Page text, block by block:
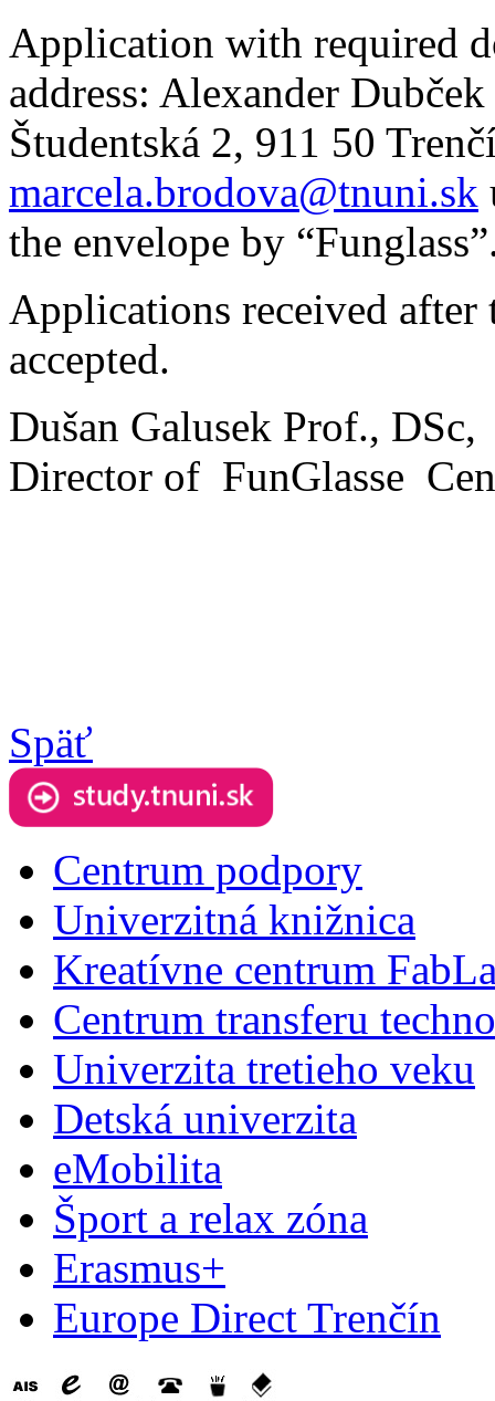
Application with required
address: Alexander
Študentská 2, 911 50
marcela.brodova@tnuni.sk
the envelope by
Applications received
accepted.
Dušan Galusek Prof., DSc,
Director of FunGlasse
Späť
Centrum podpory
Univerzitná knižnica
Kreatívne centrum
Centrum transferu
Univerzita tretieho veku
Detská univerzita
eMobilita
Šport a relax zóna
Erasmus+
Europe Direct Trenčín